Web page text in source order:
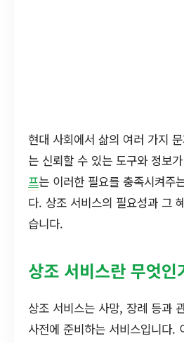
현대 사회에서 삶의 여러 가지
는 신뢰할 수 있는 도구와 정보
프는 이러한 필요를 충족시켜주
다. 상조 서비스의 필요성과 그
습니다.
상조 서비스란 무엇인
상조 서비스는 사망, 장례 등과
사전에 준비하는 서비스입니다.